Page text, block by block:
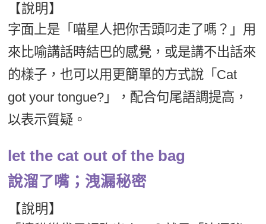
【說明】
字面上是「喵星人把你舌頭叼走了嗎？」用
來比喻講話時結巴的感覺，或是講不出話來
的樣子，也可以用更簡單的方式說「Cat
got your tongue?」，配合句尾語調提高，
以表示質疑。
let the cat out of the bag
說溜了嘴；洩漏秘密
【說明】